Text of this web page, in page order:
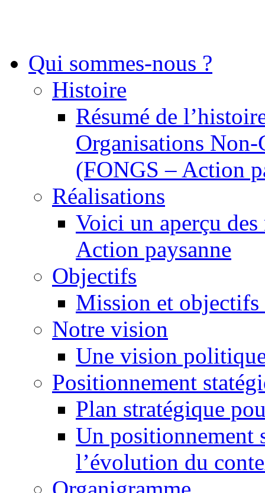
Qui sommes-nous ?
Histoire
Résumé de
Organisations Non-
(FONGS – Action
Réalisations
Voici un aperçu
Action paysanne
Objectifs
Mission et
Notre vision
Une vision
Positionnement
Plan stratégique
Un positionnement
l’évolution du